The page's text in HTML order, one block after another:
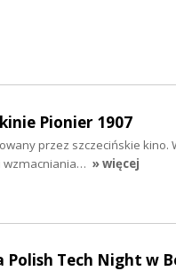
Pionier 1907
przez szczecińskie
wzmacniania… » więcej
Polish Tech Night w